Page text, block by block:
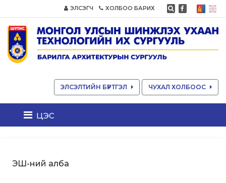
ЭЛСЭГЧ ХОЛБОО БАРИХ
ЭЛСЭЛТИЙН БҮРТГЭЛ ЧУХАЛ ХОЛБООС
цэс
ЭШ-ний алба